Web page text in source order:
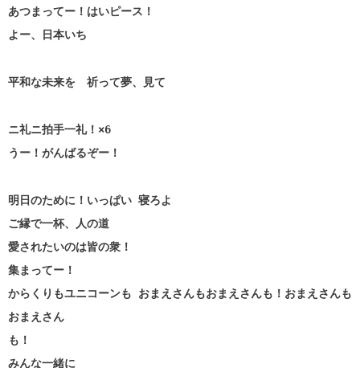
あつまってー！はいピース！
よー、日本いち
平和な未来を 祈って夢、見て
ニ礼ニ拍手一礼！×6
うー！がんばるぞー！
明日のために！いっぱい 寝ろよ
ご縁で一杯、人の道
愛されたいのは皆の衆！
集まってー！
からくりもユニコーンも おまえさんもおまえさんも！おまえさんも
おまえさん
も！
みんな一緒に